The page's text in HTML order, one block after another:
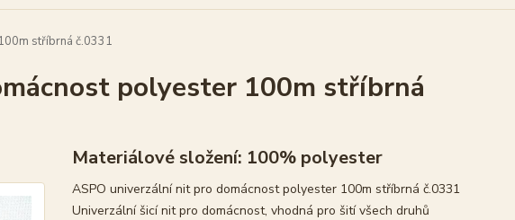
stříbrná č.0331
polyester 100m stříbrná
Materiálové složení: 100% polyester
ASPO univerzální nit pro domácnost polyester 100m stříbrná č.0331
Univerzální šicí nit pro domácnost, vhodná pro šití všech druhů